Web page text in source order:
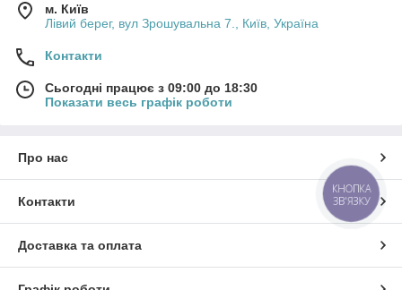
м. Київ
Лівий берег, вул Зрошувальна 7., Київ, Україна
Контакти
Сьогодні працює з 09:00 до 18:30
Показати весь графік роботи
Про нас
Контакти
Доставка та оплата
КНОПКА
ЗВ'ЯЗКУ